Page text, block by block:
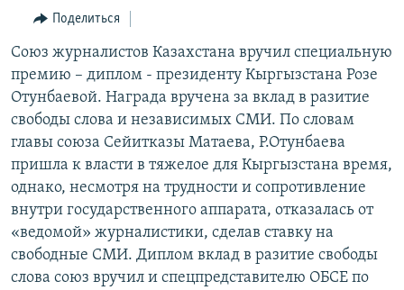
навигации
Вернутся
поиску
ТАДЖИКИСТАН
ҚАЗАҚША
КЫРГЫЗЧА
ТОҶИКӢ
TÜRKMENÇE
Все сайты РСЕ/РС
Поделиться
Союз журналистов Казахстана вручил специальную
премию – диплом - президенту Кыргызстана Розе
Отунбаевой. Награда вручена за вклад в разитие
свободы слова и независимых СМИ. По словам
главы союза Сейитказы Матаева, Р.Отунбаева
пришла к власти в тяжелое для Кыргызстана время,
однако, несмотря на трудности и сопротивление
внутри государственного аппарата, отказалась от
«ведомой» журналистики, сделав ставку на
свободные СМИ. Диплом вклад в разитие свободы
слова союз вручил и спецпредставителю ОБСЕ по